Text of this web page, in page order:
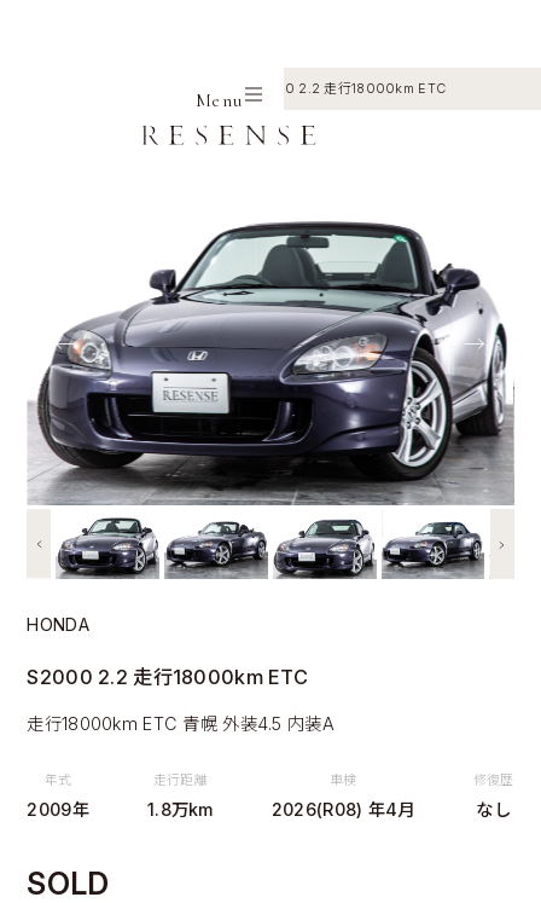
Menu
S2000 2.2 走行18000km ETC
← →
HONDA
S2000 2.2 走行18000km ETC
走行18000km ETC 青幌 外装4.5 内装A
年式
2009年
走行距離
1.8万km
車検
2026(R08) 年4月
修復歴
なし
SOLD